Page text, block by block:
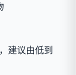
建议由低到